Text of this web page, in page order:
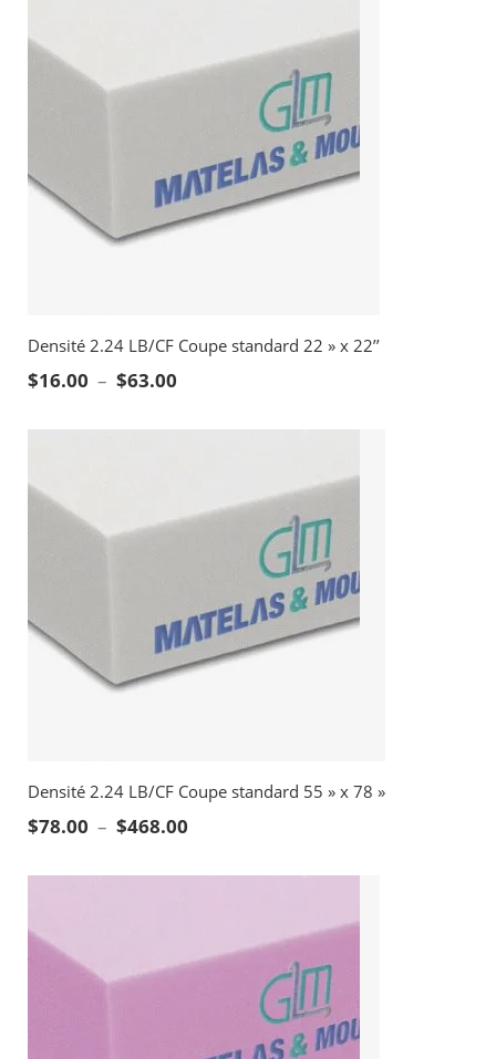
Densité 2.24 LB/CF Coupe standard 22 » x 22’’
$16.00 – $63.00
Densité 2.24 LB/CF Coupe standard 55 » x 78 »
$78.00 – $468.00